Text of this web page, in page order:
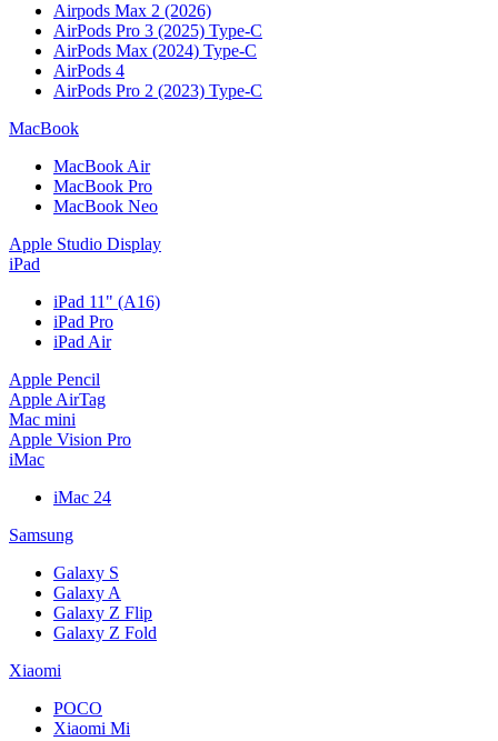
Airpods Max 2 (2026)
AirPods Pro 3 (2025) Type-C
AirPods Max (2024) Type-C
AirPods 4
AirPods Pro 2 (2023) Type-C
MacBook
MacBook Air
MacBook Pro
MacBook Neo
Apple Studio Display
iPad
iPad 11" (A16)
iPad Pro
iPad Air
Apple Pencil
Apple AirTag
Mac mini
Apple Vision Pro
iMac
iMac 24
Samsung
Galaxy S
Galaxy A
Galaxy Z Flip
Galaxy Z Fold
Xiaomi
POCO
Xiaomi Mi